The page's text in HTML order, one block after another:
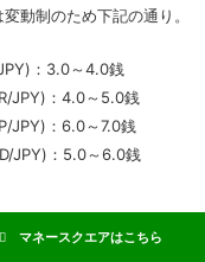
変動制のため下記の通り。
：3.0～4.0銭
JPY)：4.0～5.0銭
JPY)：6.0～7.0銭
JPY)：5.0～6.0銭
マネースクエア